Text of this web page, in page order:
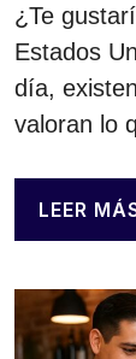
¿Te
Estados
día,
valoran lo
LEER